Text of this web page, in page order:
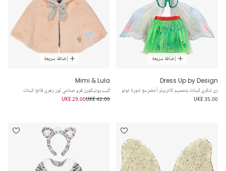
إضافة سريعة
Dress Up by Design
زي تنكري للبنات بتصميم كاتربيلر أخضر مع تنورة توتو
UK£ 35.00
إضافة سريعة
Mimi & Lula
كيب يونيكورن فرو صناعي لون زهري فاتح للبنات
UK£ 42.00
UK£ 29.00